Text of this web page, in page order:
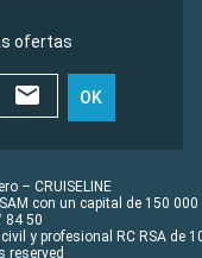
ofertas
OK
– CRUISELINE
con un capital de 150 000
84 50
y profesional RC RSA de
reserved